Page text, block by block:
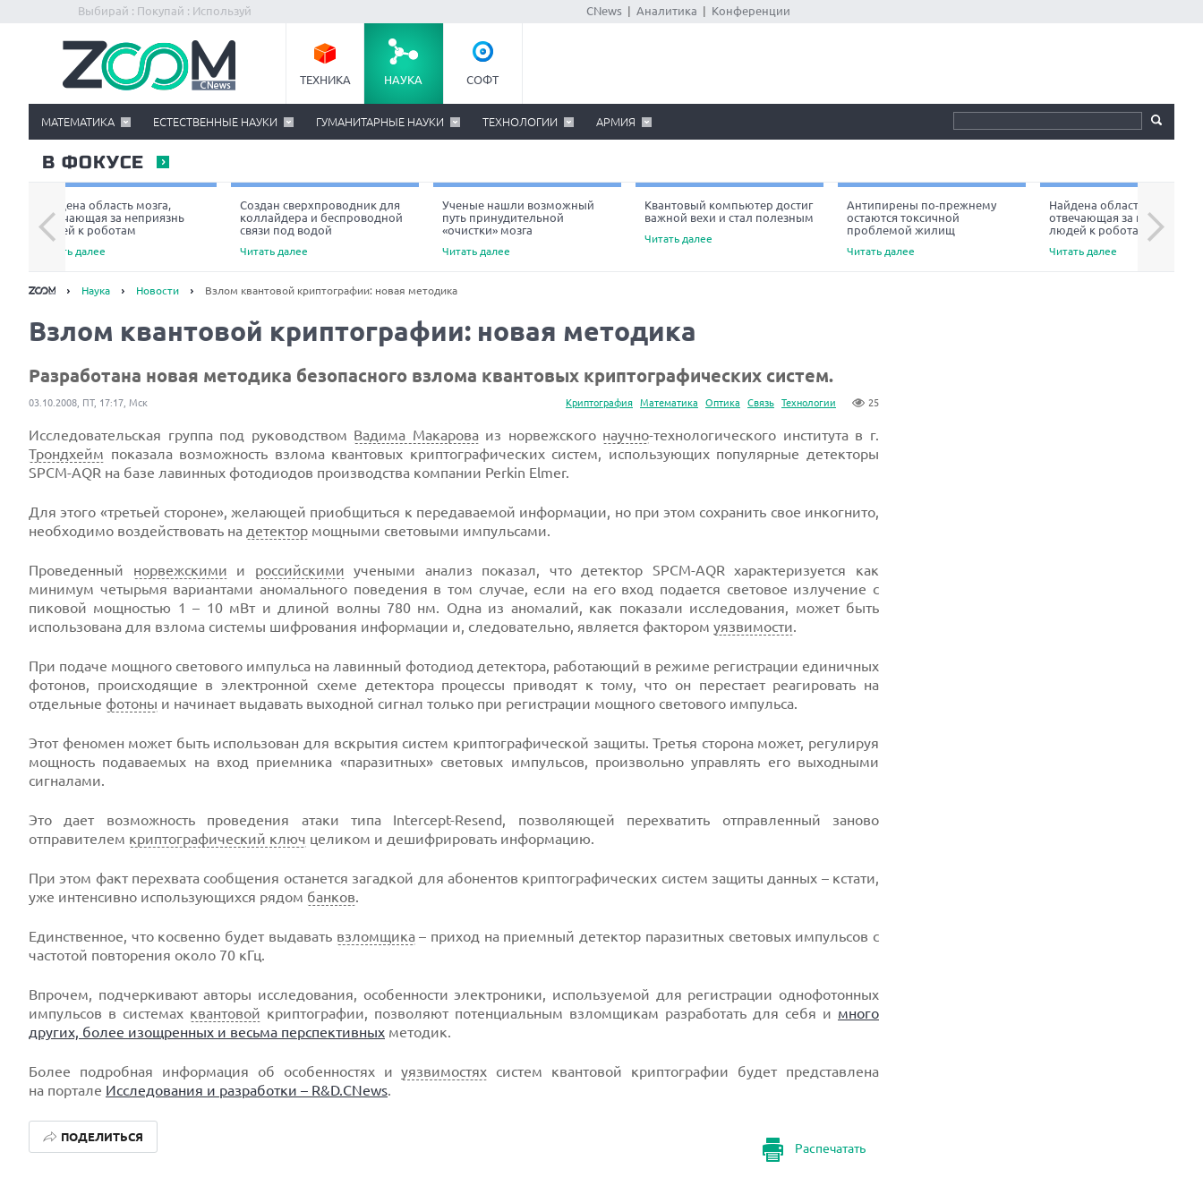
Выбирай : Покупай : Используй CNews Аналитика Конференции
ТЕХНИКА НАУКА СОФТ
МАТЕМАТИКА ЕСТЕСТВЕННЫЕ НАУКИ ГУМАНИТАРНЫЕ НАУКИ ТЕХНОЛОГИИ АРМИЯ
В ФОКУСЕ
Найдена область мозга,
отвечающая за неприязнь
людей к роботам
Читать далее
Создан сверхпроводник для
коллайдера и беспроводной
связи под водой
Читать далее
Ученые нашли возможный
путь принудительной
«очистки» мозга
Читать далее
Квантовый компьютер достиг
важной вехи и стал полезным
Читать далее
Антипирены по-прежнему
остаются токсичной
проблемой жилищ
Читать далее
Найдена область мозга,
отвечающая за неприязнь
людей к роботам
Читать далее
Next
Наука Новости Взлом квантовой криптографии: новая методика
Взлом квантовой криптографии: новая методика
Разработана новая методика безопасного взлома квантовых криптографических систем.
Криптография Математика Оптика Связь Технологии 25
03.10.2008, ПТ, 17:17, Мск
Исследовательская группа под руководством Вадима Макароваиз норвежского научно-технологического института в г.
Трондхейм показала возможность взлома квантовых криптографических систем, использующих популярные детекторы
SPCM-AQR на базе лавинных фотодиодов производства компании Perkin Elmer.
Для этого «третьей стороне», желающей приобщиться к передаваемой информации, но при этом сохранить свое инкогнито,
необходимо воздействовать на детектор мощными световыми импульсами.
Проведенный норвежскими и российскими учеными анализ показал, что детектор SPCM-AQR характеризуется как
минимум четырьмя вариантами аномального поведения в том случае, если на его вход подается световое излучение с
пиковой мощностью 1 – 10 мВт и длиной волны 780 нм. Одна из аномалий, как показали исследования, может быть
использована для взлома системы шифрования информации и, следовательно, является фактором уязвимости.
При подаче мощного светового импульса на лавинный фотодиод детектора, работающий в режиме регистрации единичных
фотонов, происходящие в электронной схеме детектора процессы приводят к тому, что он перестает реагировать на
отдельные фотоны и начинает выдавать выходной сигнал только при регистрации мощного светового импульса.
Этот феномен может быть использован для вскрытия систем криптографической защиты. Третья сторона может, регулируя
мощность подаваемых на вход приемника «паразитных» световых импульсов, произвольно управлять его выходными
сигналами.
Это дает возможность проведения атаки типа Intercept-Resend, позволяющей перехватить отправленный заново
отправителем криптографический ключ целиком и дешифрировать информацию.
При этом факт перехвата сообщения останется загадкой для абонентов криптографических систем защиты данных – кстати,
уже интенсивно использующихся рядом банков.
Единственное, что косвенно будет выдавать взломщика– приход на приемный детектор паразитных световых импульсов с
частотой повторения около 70 кГц.
Впрочем, подчеркивают авторы исследования, особенности электроники, используемой для регистрации однофотонных
импульсов в системах квантовой криптографии, позволяют потенциальным взломщикам разработать для себя и много
других, более изощренных и весьма перспективных методик.
Более подробная информация об особенностях иуязвимостях систем квантовой криптографии будет представлена
на портале Исследования и разработки – R&D.CNews.
Распечатать
ПОДЕЛИТЬСЯ